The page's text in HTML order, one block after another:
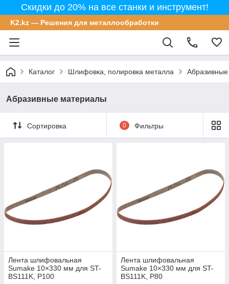
Скидки до 20% на все станки и инструмент!
K2.kz — Решения для металлообработки
Каталог Шлифовка, полировка металла
Абразивные материалы
Сортировка 0 Фильтры
Лента шлифовальная
Sumake 10×330 мм для ST-
BS111K, P100
Лента шлифовальная
Sumake 10×330 мм для ST-
BS111K, P80